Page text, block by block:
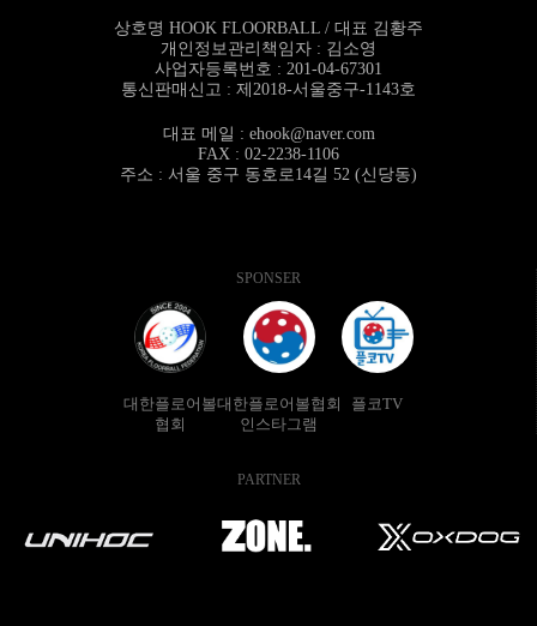
상호명 HOOK FLOORBALL / 대표 김황주
개인정보관리책임자 : 김소영
사업자등록번호 : 201-04-67301
통신판매신고 : 제2018-서울중구-1143호
대표 메일 : ehook@naver.com
FAX : 02-2238-1106
주소 : 서울 중구 동호로14길 52 (신당동)
SPONSER
대한플로어볼
협회
대한플로어볼협회
인스타그램
플코TV
PARTNER